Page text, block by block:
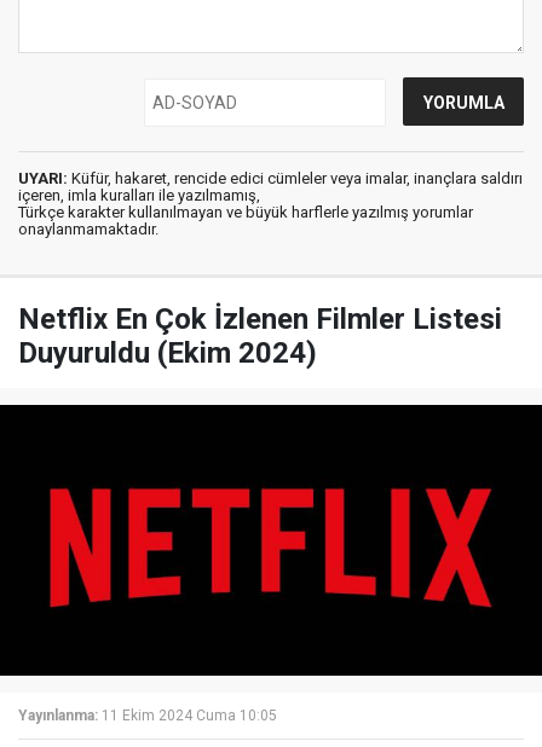
UYARI: Küfür, hakaret, rencide edici cümleler veya imalar, inançlara saldırı
içeren, imla kuralları ile yazılmamış,
Türkçe karakter kullanılmayan ve büyük harflerle yazılmış yorumlar
onaylanmamaktadır.
Netflix En Çok İzlenen Filmler Listesi
Duyuruldu (Ekim 2024)
Yayınlanma: 11 Ekim 2024 Cuma 10:05